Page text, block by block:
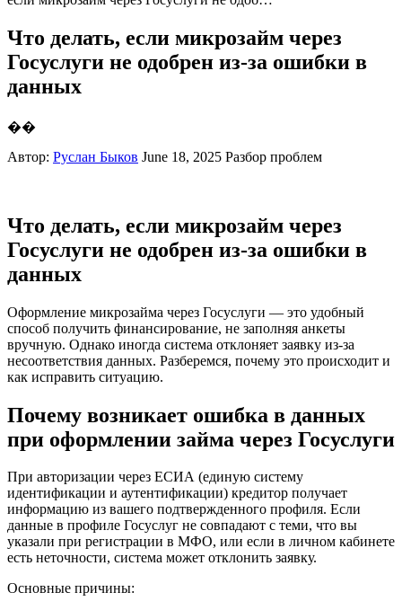
Что делать, если микрозайм через
Госуслуги не одобрен из-за ошибки в
данных
��
Автор: Руслан Быков June 18, 2025 Разбор проблем
Что делать, если микрозайм через
Госуслуги не одобрен из-за ошибки в
данных
Оформление микрозайма через Госуслуги — это удобный
способ получить финансирование, не заполняя анкеты
вручную. Однако иногда система отклоняет заявку из-за
несоответствия данных. Разберемся, почему это происходит и
как исправить ситуацию.
Почему возникает ошибка в данных
при оформлении займа через Госуслуги
При авторизации через ЕСИА (единую систему
идентификации и аутентификации) кредитор получает
информацию из вашего подтвержденного профиля. Если
данные в профиле Госуслуг не совпадают с теми, что вы
указали при регистрации в МФО, или если в личном кабинете
есть неточности, система может отклонить заявку.
Основные причины: